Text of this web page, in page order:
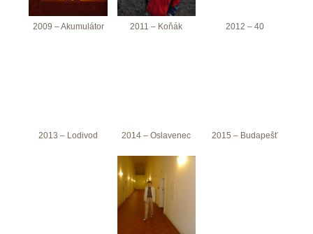
2009 – Akumulátor 2011 – Koňák 2012 – 40
2013 – Lodivod 2014 – Oslavenec 2015 – Budapešť